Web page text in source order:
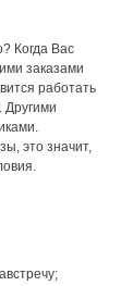
Когда Вас
заказами
работать
это значит,